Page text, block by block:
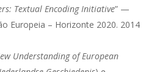
Textual Encoding Initiative” —
Europeia – Horizonte 2020. 2014
Understanding of European